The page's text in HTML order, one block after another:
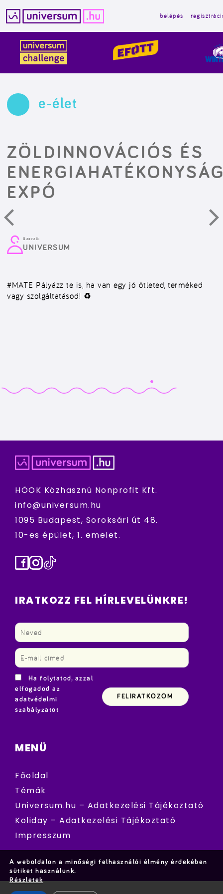
tartalomba
belépés
e-élet
ZÖLDINNOVÁCIÓS ÉS
EXPÓ
Szerző:
UNIVERSUM
#MATE Pályázz te is, ha van egy jó ötleted, terméked
vagy szolgáltatásod! ♻
HÖOK Közhasznú Nonprofit Kft.
info@universum.hu
1095 Budapest, Soroksári út 48.
10-es épület, 1. emelet.
Facebook
Instagram
TikTok
IRATKOZZ FEL HÍRLEVELÜNKRE!
Ha folytatod, azzal
elfogadod az
adatvédelmi
szabályzatot
MENÜ
Főoldal
Témák
Universum.hu – Adatkezelési Tájékoztató
Koliday – Adatkezelési Tájékoztató
Impresszum
A weboldalon a minőségi felhasználói élmény érdekében
sütiket használunk.
Részletek